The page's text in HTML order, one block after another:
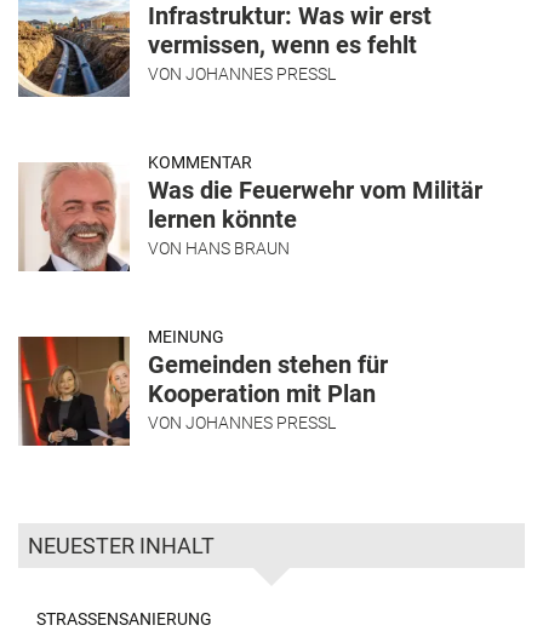
Infrastruktur: Was wir erst
vermissen, wenn es fehlt
VON JOHANNES PRESSL
KOMMENTAR
Was die Feuerwehr vom Militär
lernen könnte
VON HANS BRAUN
MEINUNG
Gemeinden stehen für
Kooperation mit Plan
VON JOHANNES PRESSL
NEUESTER INHALT
STRASSENSANIERUNG